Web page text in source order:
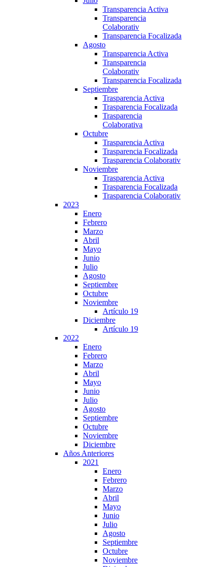
Transparencia Activa
Transparencia
Colaborativ
Transparencia Focalizada
Agosto
Transparencia Activa
Transparencia
Colaborativ
Transparencia Focalizada
Septiembre
Trasparencia Activa
Trasparencia Focalizada
Trasparencia
Colaborativa
Octubre
Trasparencia Activa
Trasparencia Focalizada
Trasparencia Colaborativ
Noviembre
Trasparencia Activa
Trasparencia Focalizada
Trasparencia Colaborativ
2023
Enero
Febrero
Marzo
Abril
Mayo
Junio
Julio
Agosto
Septiembre
Octubre
Noviembre
Artículo 19
Diciembre
Artículo 19
2022
Enero
Febrero
Marzo
Abril
Mayo
Junio
Julio
Agosto
Septiembre
Octubre
Noviembre
Diciembre
Años Anteriores
2021
Enero
Febrero
Marzo
Abril
Mayo
Junio
Julio
Agosto
Septiembre
Octubre
Noviembre